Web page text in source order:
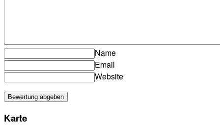
Name
Email
Website
Karte